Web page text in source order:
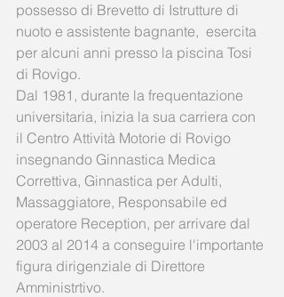
possesso di Brevetto di Istrutture di
nuoto e assistente bagnante,  esercita
per alcuni anni presso la piscina Tosi
di Rovigo.
Dal 1981, durante la frequentazione
universitaria, inizia la sua carriera con
il Centro Attività Motorie di Rovigo
insegnando Ginnastica Medica
Correttiva, Ginnastica per Adulti,
Massaggiatore, Responsabile ed
operatore Reception, per arrivare dal
2003 al 2014 a conseguire l'importante
figura dirigenziale di Direttore
Amministrtivo.